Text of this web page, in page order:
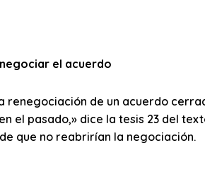
el acuerdo
renegociación de un acuerdo
el pasado,» dice la tesis 23 del
que no reabrirían la negociación.